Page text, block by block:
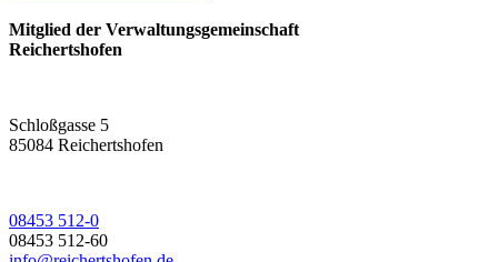
Mitglied der Verwaltungsgemeinschaft
Reichertshofen
Schloßgasse 5
85084 Reichertshofen
08453 512-0
08453 512-60